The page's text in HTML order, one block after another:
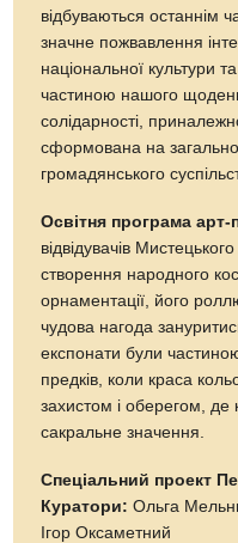
відбуваються останнім
значне пожвавлення
національної культури
частиною нашого
солідарності,
сформована на
громадянського
Освітня програма арт-
відвідувачів
створення народного
орнаментації, його
чудова нагода
експонати були
предків, коли краса
захистом і оберегом, де
сакральне значення.
Спеціальний проект
Куратори: Ольга
Ігор Оксаметний